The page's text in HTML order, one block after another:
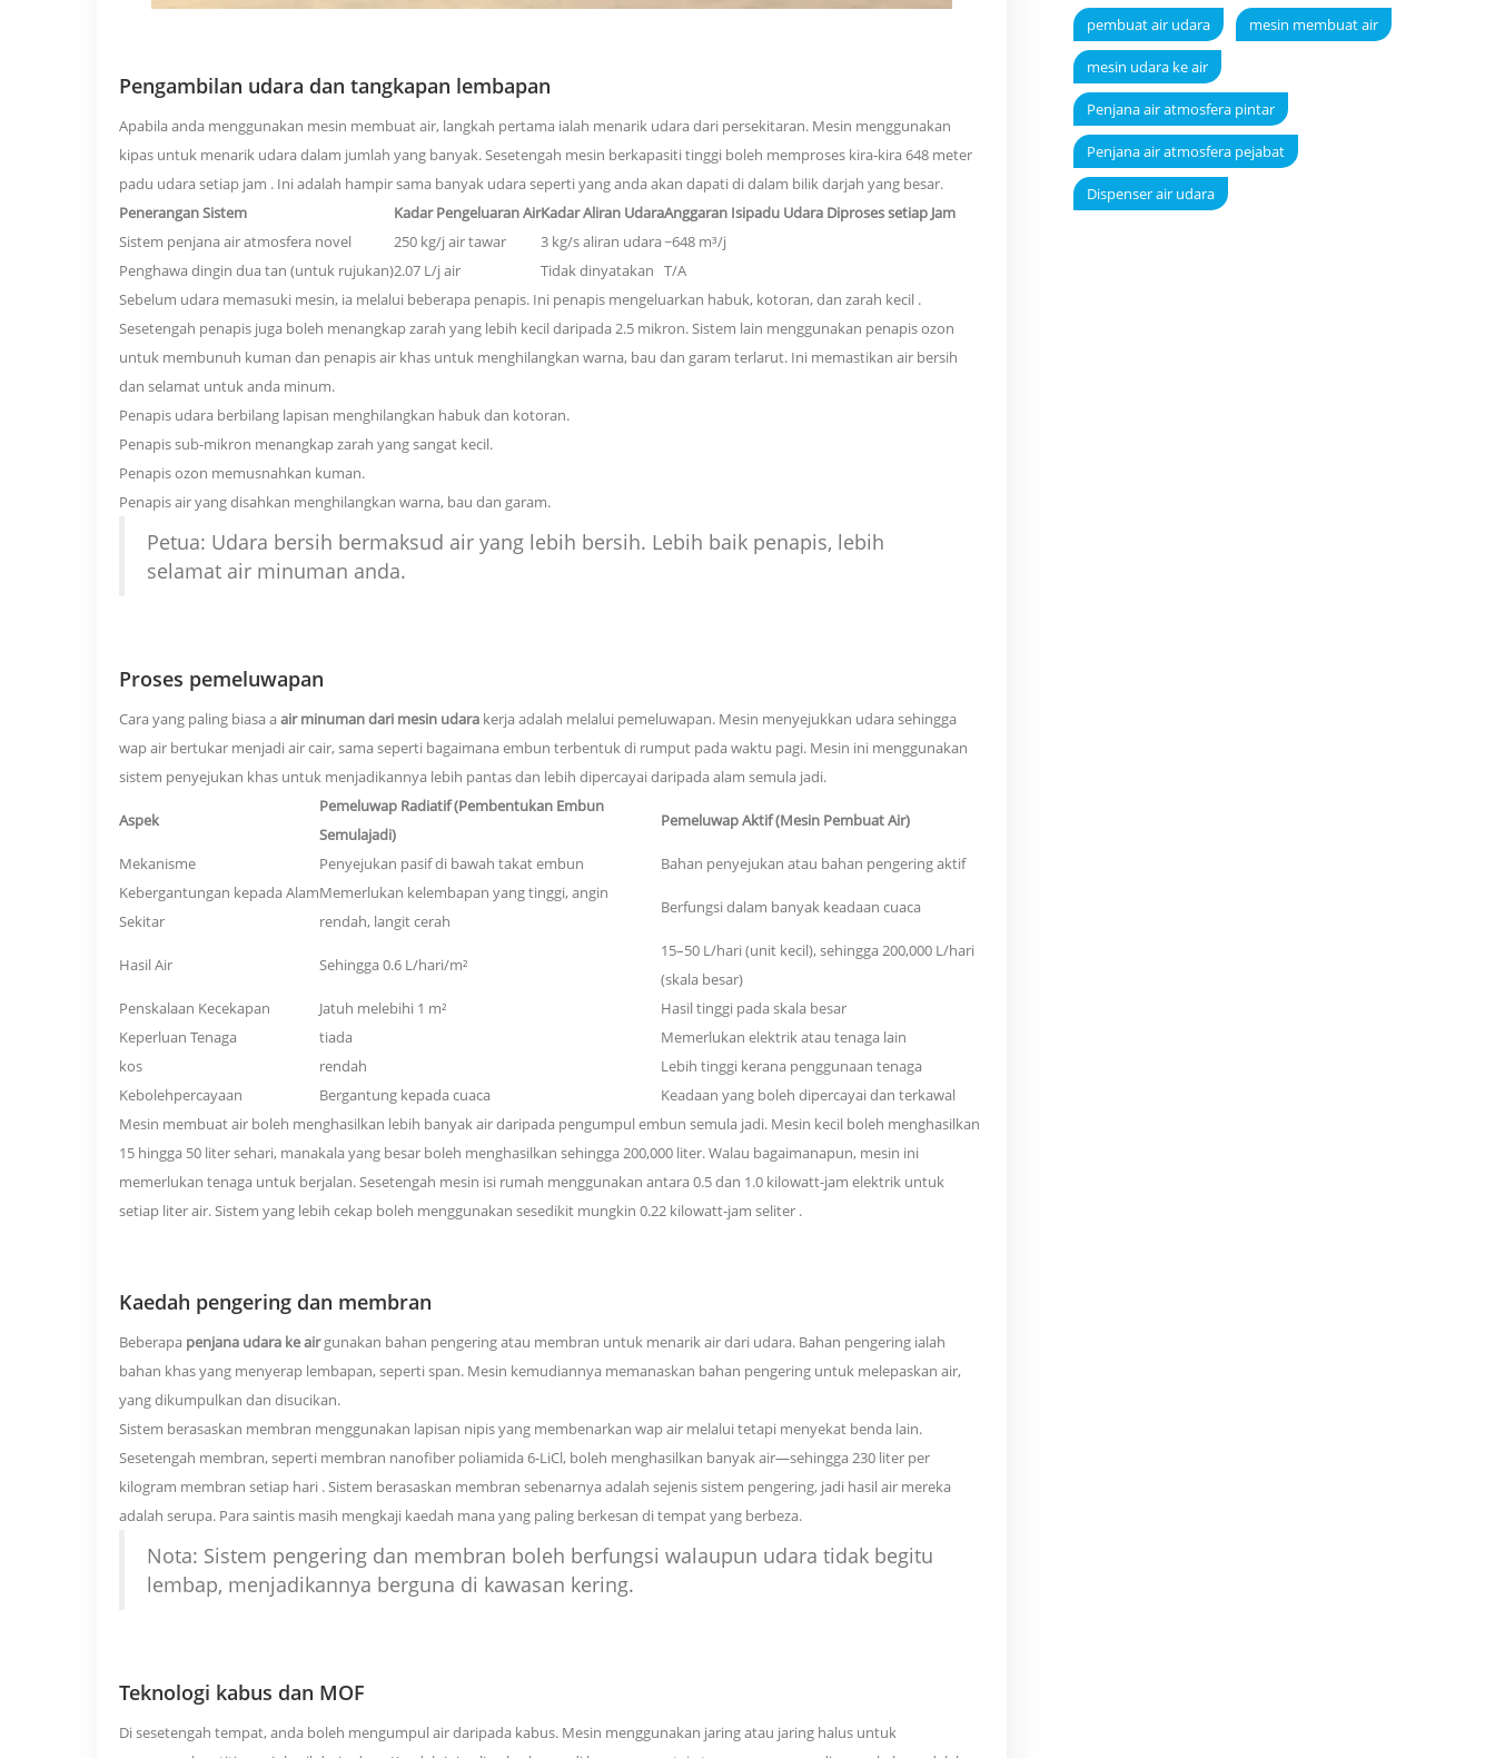
Pengambilan udara dan tangkapan lembapan
Apabila anda menggunakan mesin membuat air, langkah pertama ialah menarik udara dari persekitaran. Mesin menggunakan
kipas untuk menarik udara dalam jumlah yang banyak. Sesetengah mesin berkapasiti tinggi boleh memproses kira-kira648 meter
padu udara setiap jam . Ini adalah hampir sama banyak udara seperti yang anda akan dapati di dalam bilik darjah yang besar.
Penerangan Sistem
Kadar Pengeluaran AirKadar Aliran UdaraAnggaran Isipadu Udara Diproses setiap Jam
Sistem penjana air atmosfera novel
250 kg/j air tawar 3 kg/s aliran udara~648 m³/j
Penghawa dingin dua tan (untuk rujukan)2.07 L/j air Tidak dinyatakan T/A
Sebelum udara memasuki mesin, ia melalui beberapa penapis. Ini penapis mengeluarkan habuk, kotoran, dan zarah kecil .
Sesetengah penapis juga boleh menangkap zarah yang lebih kecil daripada 2.5 mikron. Sistem lain menggunakan penapis ozon
untuk membunuh kuman dan penapis air khas untuk menghilangkan warna, bau dan garam terlarut. Ini memastikan air bersih
dan selamat untuk anda minum.
Penapis udara berbilang lapisan menghilangkan habuk dan kotoran.
Penapis sub-mikron menangkap zarah yang sangat kecil.
Penapis ozon memusnahkan kuman.
Penapis air yang disahkan menghilangkan warna, bau dan garam.
Petua: Udara bersih bermaksud air yang lebih bersih. Lebih baik penapis, lebih
selamat air minuman anda.
Proses pemeluwapan
Cara yang paling biasa aair minuman dari mesin udara kerja adalah melalui pemeluwapan. Mesin menyejukkan udara sehingga
wap air bertukar menjadi air cair, sama seperti bagaimana embun terbentuk di rumput pada waktu pagi. Mesin ini menggunakan
sistem penyejukan khas untuk menjadikannya lebih pantas dan lebih dipercayai daripada alam semula jadi.
Aspek
Pemeluwap Radiatif (Pembentukan Embun
Semulajadi)
Pemeluwap Aktif (Mesin Pembuat Air)
Mekanisme Penyejukan pasif di bawah takat embun
Bahan penyejukan atau bahan pengering aktif
Kebergantungan kepada Alam
Sekitar
Memerlukan kelembapan yang tinggi, angin
rendah, langit cerah
Berfungsi dalam banyak keadaan cuaca
Hasil Air Sehingga 0.6 L/hari/m²
15–50 L/hari (unit kecil), sehingga 200,000 L/hari
(skala besar)
Penskalaan Kecekapan
Jatuh melebihi 1 m²
Hasil tinggi pada skala besar
Keperluan Tenaga
tiada
Memerlukan elektrik atau tenaga lain
kos
rendah
Lebih tinggi kerana penggunaan tenaga
Kebolehpercayaan
Bergantung kepada cuaca
Keadaan yang boleh dipercayai dan terkawal
Mesin membuat air boleh menghasilkan lebih banyak air daripada pengumpul embun semula jadi. Mesin kecil boleh menghasilkan
15 hingga 50 liter sehari, manakala yang besar boleh menghasilkan sehingga 200,000 liter. Walau bagaimanapun, mesin ini
memerlukan tenaga untuk berjalan. Sesetengah mesin isi rumah menggunakan antara0.5 dan 1.0 kilowatt-jam elektrik untuk
setiap liter air. Sistem yang lebih cekap boleh menggunakan sesedikit mungkin 0.22 kilowatt-jam seliter .
Kaedah pengering dan membran
Beberapa penjana udara ke airgunakan bahan pengering atau membran untuk menarik air dari udara. Bahan pengering ialah
bahan khas yang menyerap lembapan, seperti span. Mesin kemudiannya memanaskan bahan pengering untuk melepaskan air,
yang dikumpulkan dan disucikan.
Sistem berasaskan membran menggunakan lapisan nipis yang membenarkan wap air melalui tetapi menyekat benda lain.
Sesetengah membran, seperti membran nanofiber poliamida 6-LiCl, boleh menghasilkan banyak air—sehingga230 liter per
kilogram membran setiap hari . Sistem berasaskan membran sebenarnya adalah sejenis sistem pengering, jadi hasil air mereka
adalah serupa. Para saintis masih mengkaji kaedah mana yang paling berkesan di tempat yang berbeza.
Nota: Sistem pengering dan membran boleh berfungsi walaupun udara tidak begitu
lembap, menjadikannya berguna di kawasan kering.
Teknologi kabus dan MOF
Di sesetengah tempat, anda boleh mengumpul air daripada kabus. Mesin menggunakan jaring atau jaring halus untuk
pembuat air udara mesin membuat air
mesin udara ke air
Penjana air atmosfera pintar
Penjana air atmosfera pejabat
Dispenser air udara